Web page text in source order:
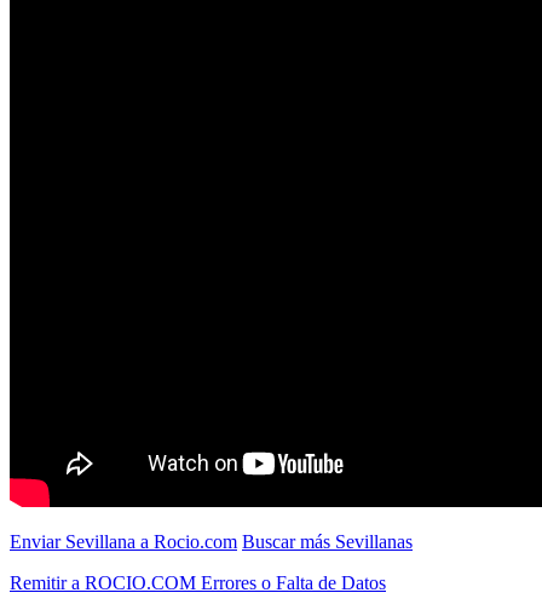
Enviar Sevillana a Rocio.com Buscar más Sevillanas
Remitir a ROCIO.COM Errores o Falta de Datos